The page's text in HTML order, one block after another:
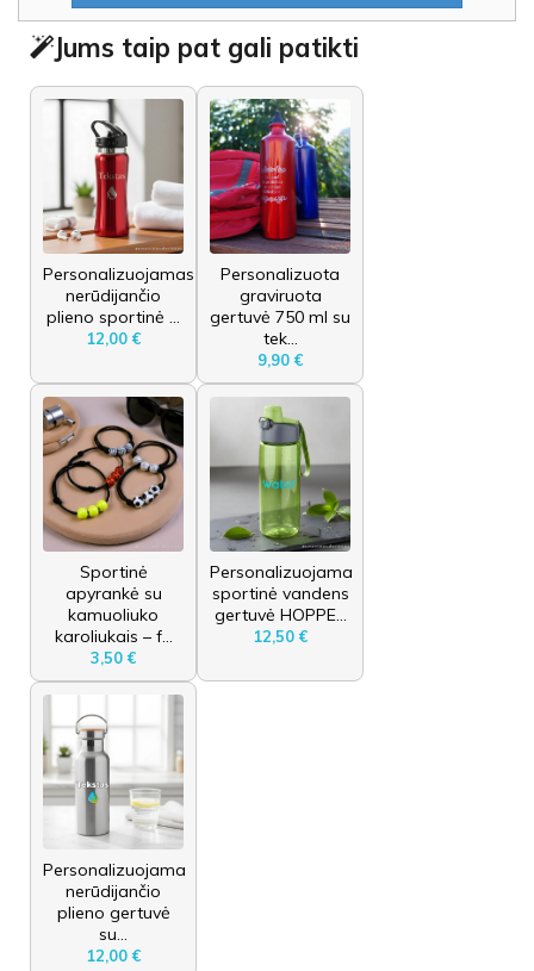
Jums taip pat gali patikti
Personalizuojamas
nerūdijančio
plieno sportinė ...
12,00 €
Personalizuota
graviruota
gertuvė 750 ml su
tek...
9,90 €
Sportinė
apyrankė su
kamuoliuko
karoliukais – f...
3,50 €
Personalizuojama
sportinė vandens
gertuvė HOPPE...
12,50 €
Personalizuojama
nerūdijančio
plieno gertuvė
su...
12,00 €